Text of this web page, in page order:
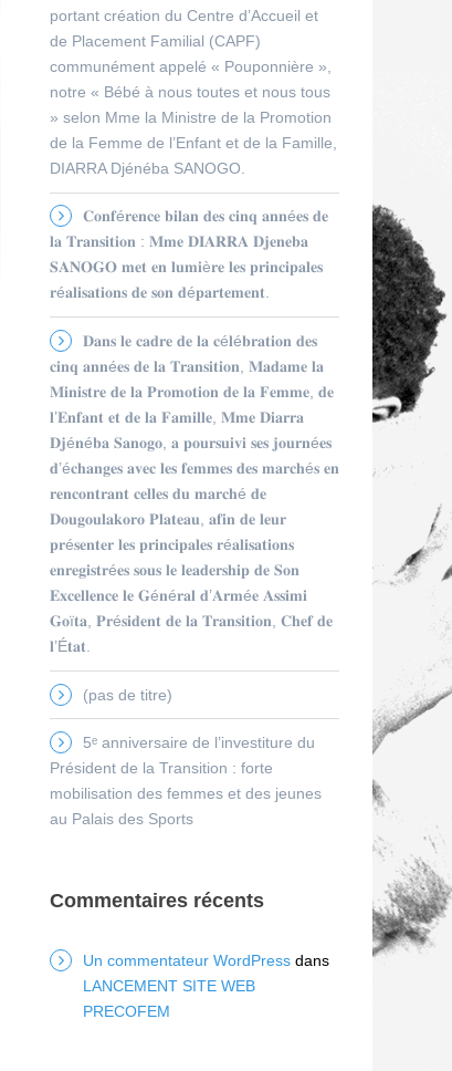
portant création du Centre d’Accueil et
de Placement Familial (CAPF)
communément appelé « Pouponnière »,
notre « Bébé à nous toutes et nous tous
» selon Mme la Ministre de la Promotion
de la Femme de l’Enfant et de la Famille,
DIARRA Djénéba SANOGO.
𝐂𝐨𝐧𝐟é𝐫𝐞𝐧𝐜𝐞 𝐛𝐢𝐥𝐚𝐧 𝐝𝐞𝐬 𝐜𝐢𝐧𝐪 𝐚𝐧𝐧é𝐞𝐬 𝐝𝐞
𝐥𝐚 𝐓𝐫𝐚𝐧𝐬𝐢𝐭𝐢𝐨𝐧 : 𝐌𝐦𝐞 𝐃𝐈𝐀𝐑𝐑𝐀 𝐃𝐣𝐞𝐧𝐞𝐛𝐚
𝐒𝐀𝐍𝐎𝐆𝐎 𝐦𝐞𝐭 𝐞𝐧 𝐥𝐮𝐦𝐢è𝐫𝐞 𝐥𝐞𝐬 𝐩𝐫𝐢𝐧𝐜𝐢𝐩𝐚𝐥𝐞𝐬
𝐫é𝐚𝐥𝐢𝐬𝐚𝐭𝐢𝐨𝐧𝐬 𝐝𝐞 𝐬𝐨𝐧 𝐝é𝐩𝐚𝐫𝐭𝐞𝐦𝐞𝐧𝐭.
𝐃𝐚𝐧𝐬 𝐥𝐞 𝐜𝐚𝐝𝐫𝐞 𝐝𝐞 𝐥𝐚 𝐜é𝐥é𝐛𝐫𝐚𝐭𝐢𝐨𝐧 𝐝𝐞𝐬
𝐜𝐢𝐧𝐪 𝐚𝐧𝐧é𝐞𝐬 𝐝𝐞 𝐥𝐚 𝐓𝐫𝐚𝐧𝐬𝐢𝐭𝐢𝐨𝐧, 𝐌𝐚𝐝𝐚𝐦𝐞 𝐥𝐚
𝐌𝐢𝐧𝐢𝐬𝐭𝐫𝐞 𝐝𝐞 𝐥𝐚 𝐏𝐫𝐨𝐦𝐨𝐭𝐢𝐨𝐧 𝐝𝐞 𝐥𝐚 𝐅𝐞𝐦𝐦𝐞, 𝐝𝐞
𝐥’𝐄𝐧𝐟𝐚𝐧𝐭 𝐞𝐭 𝐝𝐞 𝐥𝐚 𝐅𝐚𝐦𝐢𝐥𝐥𝐞, 𝐌𝐦𝐞 𝐃𝐢𝐚𝐫𝐫𝐚
𝐃𝐣é𝐧é𝐛𝐚 𝐒𝐚𝐧𝐨𝐠𝐨, 𝐚 𝐩𝐨𝐮𝐫𝐬𝐮𝐢𝐯𝐢 𝐬𝐞𝐬 𝐣𝐨𝐮𝐫𝐧é𝐞𝐬
𝐝’é𝐜𝐡𝐚𝐧𝐠𝐞𝐬 𝐚𝐯𝐞𝐜 𝐥𝐞𝐬 𝐟𝐞𝐦𝐦𝐞𝐬 𝐝𝐞𝐬 𝐦𝐚𝐫𝐜𝐡é𝐬 𝐞𝐧
𝐫𝐞𝐧𝐜𝐨𝐧𝐭𝐫𝐚𝐧𝐭 𝐜𝐞𝐥𝐥𝐞𝐬 𝐝𝐮 𝐦𝐚𝐫𝐜𝐡é 𝐝𝐞
𝐃𝐨𝐮𝐠𝐨𝐮𝐥𝐚𝐤𝐨𝐫𝐨 𝐏𝐥𝐚𝐭𝐞𝐚𝐮, 𝐚𝐟𝐢𝐧 𝐝𝐞 𝐥𝐞𝐮𝐫
𝐩𝐫é𝐬𝐞𝐧𝐭𝐞𝐫 𝐥𝐞𝐬 𝐩𝐫𝐢𝐧𝐜𝐢𝐩𝐚𝐥𝐞𝐬 𝐫é𝐚𝐥𝐢𝐬𝐚𝐭𝐢𝐨𝐧𝐬
𝐞𝐧𝐫𝐞𝐠𝐢𝐬𝐭𝐫é𝐞𝐬 𝐬𝐨𝐮𝐬 𝐥𝐞 𝐥𝐞𝐚𝐝𝐞𝐫𝐬𝐡𝐢𝐩 𝐝𝐞 𝐒𝐨𝐧
𝐄𝐱𝐜𝐞𝐥𝐥𝐞𝐧𝐜𝐞 𝐥𝐞 𝐆é𝐧é𝐫𝐚𝐥 𝐝’𝐀𝐫𝐦é𝐞 𝐀𝐬𝐬𝐢𝐦𝐢
𝐆𝐨ï𝐭𝐚, 𝐏𝐫é𝐬𝐢𝐝𝐞𝐧𝐭 𝐝𝐞 𝐥𝐚 𝐓𝐫𝐚𝐧𝐬𝐢𝐭𝐢𝐨𝐧, 𝐂𝐡𝐞𝐟 𝐝𝐞
𝐥’É𝐭𝐚𝐭.
(pas de titre)
5ᵉ anniversaire de l’investiture du
Président de la Transition : forte
mobilisation des femmes et des jeunes
au Palais des Sports
Commentaires récents
Un commentateur WordPressdans
LANCEMENT SITE WEB
PRECOFEM